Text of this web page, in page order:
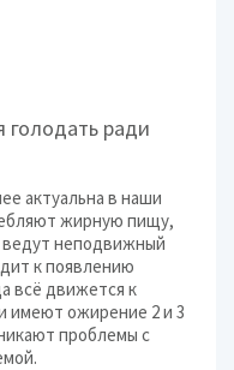
ради
актуальна в наши
жирную пищу,
неподвижный
к появлению
всё движется к
ожирение 2 и 3
проблемы с